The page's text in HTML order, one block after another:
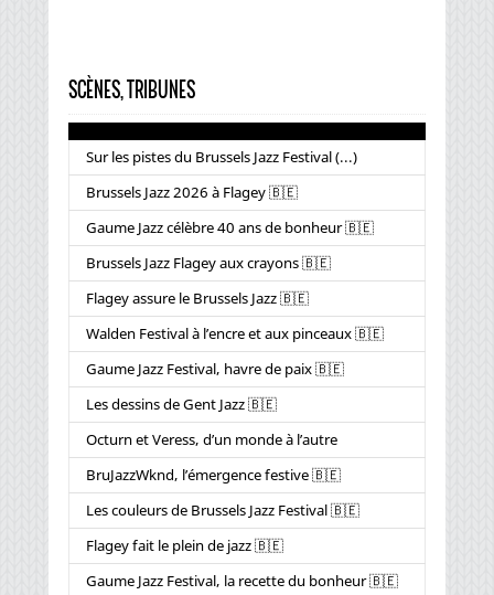
SCÈNES, TRIBUNES
Sur les pistes du Brussels Jazz Festival (...)
Brussels Jazz 2026 à Flagey 🇧🇪
Gaume Jazz célèbre 40 ans de bonheur 🇧🇪
Brussels Jazz Flagey aux crayons 🇧🇪
Flagey assure le Brussels Jazz 🇧🇪
Walden Festival à l’encre et aux pinceaux 🇧🇪
Gaume Jazz Festival, havre de paix 🇧🇪
Les dessins de Gent Jazz 🇧🇪
Octurn et Veress, d’un monde à l’autre
BruJazzWknd, l’émergence festive 🇧🇪
Les couleurs de Brussels Jazz Festival 🇧🇪
Flagey fait le plein de jazz 🇧🇪
Gaume Jazz Festival, la recette du bonheur 🇧🇪